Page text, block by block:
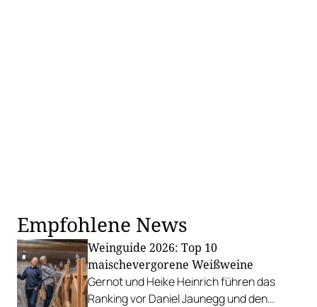
Empfohlene News
Weinguide 2026: Top 10
maischevergorene Weißweine
Gernot und Heike Heinrich führen das
Ranking vor Daniel Jaunegg und den